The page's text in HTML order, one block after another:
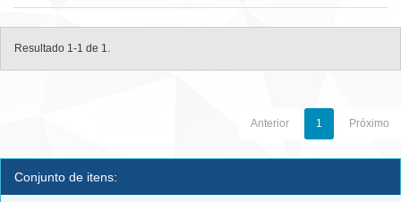
Resultado 1-1 de 1.
Anterior 1 Próximo
Conjunto de itens: